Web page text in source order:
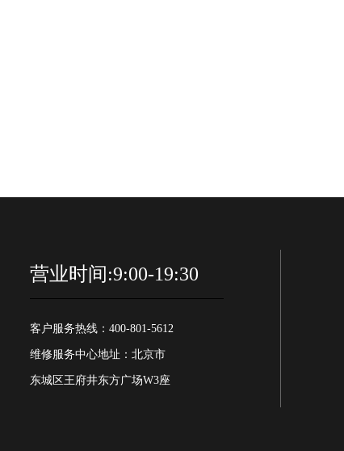
营业时间:9:00-19:30
客户服务热线：400-801-5612
维修服务中心地址：北京市
东城区王府井东方广场W3座